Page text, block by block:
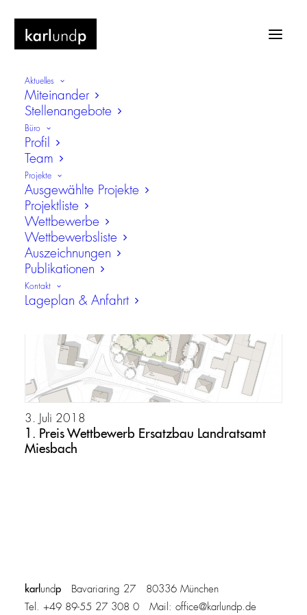
Aktuelles
Miteinander
Stellenangebote
Büro
Profil
Team
Projekte
Ausgewählte Projekte
Projektliste
Wettbewerbe
Wettbewerbsliste
Auszeichnungen
Publikationen
Kontakt
Lageplan & Anfahrt
Landratsamt
3. Juli 2018
1. Preis Wettbewerb Ersatzbau Landratsamt
Miesbach
karl undp Bavariaring 27 80336 München
Tel. +49 89-55 27 308 0 Mail: office@karlundp.de